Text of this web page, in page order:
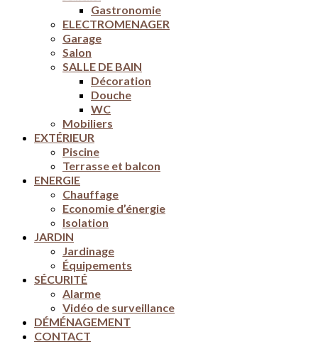
Gastronomie
ELECTROMENAGER
Garage
Salon
SALLE DE BAIN
Décoration
Douche
WC
Mobiliers
EXTÉRIEUR
Piscine
Terrasse et balcon
ENERGIE
Chauffage
Economie d’énergie
Isolation
JARDIN
Jardinage
Équipements
SÉCURITÉ
Alarme
Vidéo de surveillance
DÉMÉNAGEMENT
CONTACT